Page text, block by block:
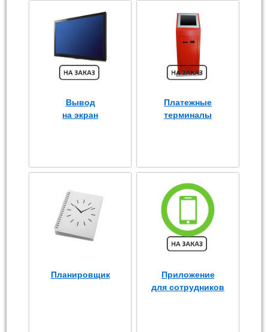
Вывод
на экран
Платежные
терминалы
Планировщик
Приложение
для сотрудников